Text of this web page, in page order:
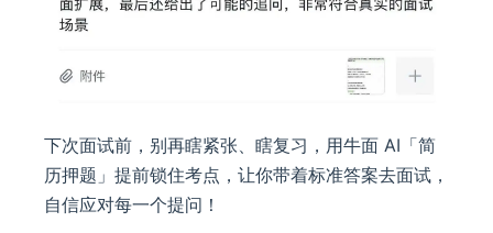
下次面试前，别再瞎紧张、瞎复习，用牛面 AI「简
历押题」提前锁住考点，让你带着标准答案去面试，
自信应对每一个提问！